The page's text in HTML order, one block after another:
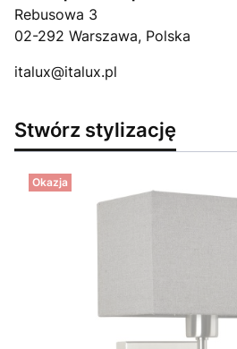
Rebusowa 3
02-292 Warszawa, Polska
italux@italux.pl
Stwórz stylizację
Okazja